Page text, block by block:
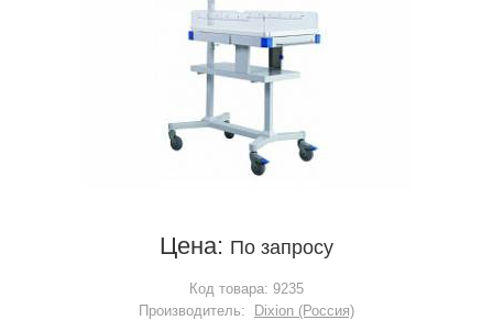
Цена: По запросу
Код товара: 9235
Производитель:
Dixion (Россия)